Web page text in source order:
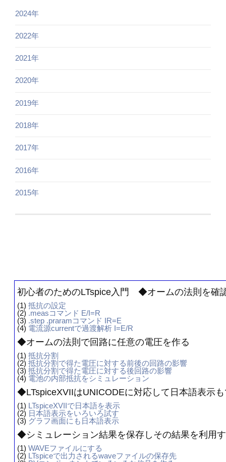
2024年
2022年
2021年
2020年
2019年
2018年
2017年
2016年
2015年
初心者のためのLTspice入門 ◆オームの法則を確
(1) 抵抗の設定
(2) .measコマンド E/I=R
(3) .step .praramコマンド IR=E
(4) 電流源currentで過渡解析 I=E/R
◆オームの法則で回路に任意の電圧を作る
(1) 抵抗分割
(2) 抵抗分割で得た電圧に対する前後の回路の影響
(3) 抵抗分割で得た電圧に対する後回路の影響
(4) 電池の内部抵抗をシミュレーション
◆LTspiceXVIIはUNICODEに対応して日本語表示
(1) LTspiceXVIIで日本語を表示
(2) 日本語表示をいろいろ試す
(3) グラフ画面にも日本語表示
◆シミュレーション結果を保存しその結果を利用
(1) WAVEファイルにする
(2) LTspiceで出力されるwaveファイルの保存先